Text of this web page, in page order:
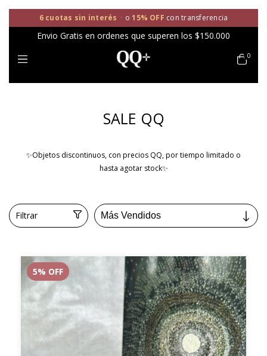
6 cuotas sin interés · o15% OFF con transferencia
Envio Gratis en ordenes que superen los $150.000
0
SALE QQ
✨Objetos discontinuos, con precios QQ, por tiempo limitado o
hasta agotar stock✨
Filtrar
5% OFF